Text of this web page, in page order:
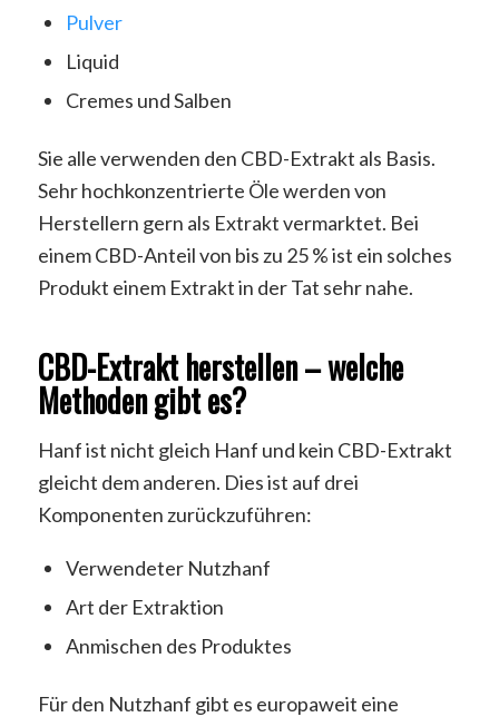
Pulver
Liquid
Cremes und Salben
Sie alle verwenden den CBD-Extrakt als Basis.
Sehr hochkonzentrierte Öle werden von
Herstellern gern als Extrakt vermarktet. Bei
einem CBD-Anteil von bis zu 25 % ist ein solches
Produkt einem Extrakt in der Tat sehr nahe.
CBD-Extrakt herstellen – welche
Methoden gibt es?
Hanf ist nicht gleich Hanf und kein CBD-Extrakt
gleicht dem anderen. Dies ist auf drei
Komponenten zurückzuführen:
Verwendeter Nutzhanf
Art der Extraktion
Anmischen des Produktes
Für den Nutzhanf gibt es europaweit eine